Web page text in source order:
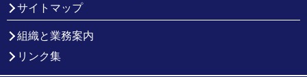
サイトマップ
組織と業務案内
リンク集